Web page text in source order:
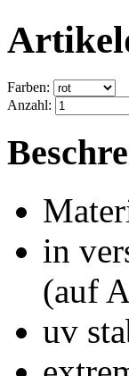
Farben:
Anzahl:
in
(auf
uv